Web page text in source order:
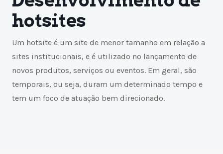
hotsites
Um hotsite é um site de menor tamanho em relação a
sites institucionais, e é utilizado no lançamento de
novos produtos, serviços ou eventos. Em geral, são
temporais, ou seja, duram um determinado tempo e
tem um foco de atuação bem direcionado.